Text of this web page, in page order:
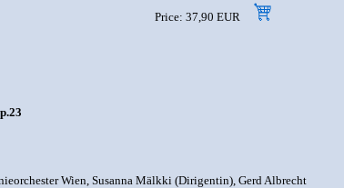
Price: 37,90 EUR
Wien, Susanna Mälkki (Dirigentin), Gerd Albrecht